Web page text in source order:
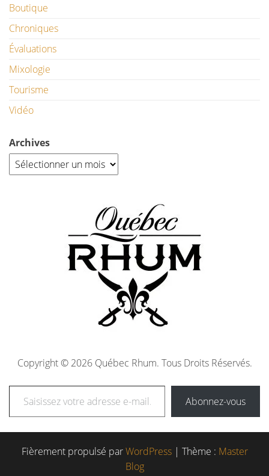
Boutique
Chroniques
Évaluations
Mixologie
Tourisme
Vidéo
Archives
Copyright © 2026 Québec Rhum. Tous Droits Réservés.
Abonnez-vous
Fièrement propulsé parWordPress | Thème : Master
Blog